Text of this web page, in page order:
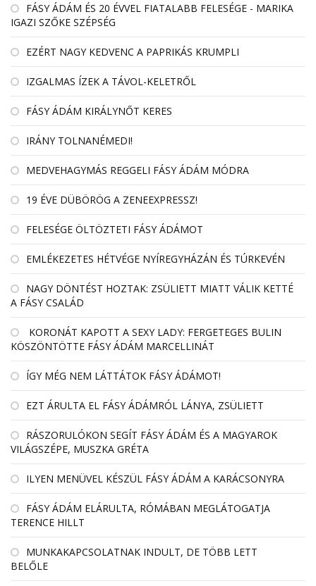
FÁSY ÁDÁM ÉS 20 ÉVVEL FIATALABB FELESÉGE - MARIKA
IGAZI SZŐKE SZÉPSÉG
EZÉRT NAGY KEDVENC A PAPRIKÁS KRUMPLI
IZGALMAS ÍZEK A TÁVOL-KELETRŐL
FÁSY ÁDÁM KIRÁLYNŐT KERES
IRÁNY TOLNANÉMEDI!
MEDVEHAGYMÁS REGGELI FÁSY ÁDÁM MÓDRA
19 ÉVE DÜBÖRÖG A ZENEEXPRESSZ!
FELESÉGE ÖLTÖZTETI FÁSY ÁDÁMOT
EMLÉKEZETES HÉTVÉGE NYÍREGYHÁZÁN ÉS TÚRKEVÉN
NAGY DÖNTÉST HOZTAK: ZSÜLIETT MIATT VÁLIK KETTÉ
A FÁSY CSALÁD
KORONÁT KAPOTT A SEXY LADY: FERGETEGES BULIN
KÖSZÖNTÖTTE FÁSY ÁDÁM MARCELLINÁT
ÍGY MÉG NEM LÁTTÁTOK FÁSY ÁDÁMOT!
EZT ÁRULTA EL FÁSY ÁDÁMRÓL LÁNYA, ZSÜLIETT
RÁSZORULÓKON SEGÍT FÁSY ÁDÁM ÉS A MAGYAROK
VILÁGSZÉPE, MUSZKA GRÉTA
ILYEN MENÜVEL KÉSZÜL FÁSY ÁDÁM A KARÁCSONYRA
FÁSY ÁDÁM ELÁRULTA, RÓMÁBAN MEGLÁTOGATJA
TERENCE HILLT
MUNKAKAPCSOLATNAK INDULT, DE TÖBB LETT
BELŐLE